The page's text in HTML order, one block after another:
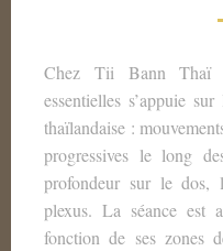
Chez Tii Bann Thaï
essentielles s’appuie
thaïlandaise :
progressives le long
profondeur sur le dos,
plexus. La séance est
fonction de ses zones